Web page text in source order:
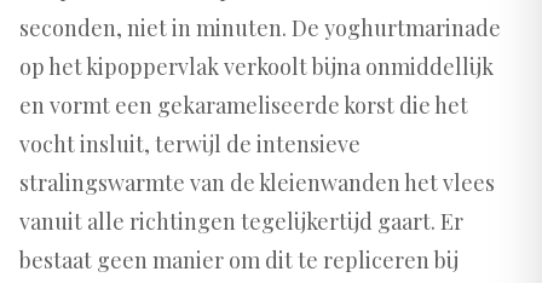
seconden, niet in minuten. De yoghurtmarinade
op het kipoppervlak verkoolt bijna onmiddellijk
en vormt een gekarameliseerde korst die het
vocht insluit, terwijl de intensieve
stralingswarmte van de kleienwanden het vlees
vanuit alle richtingen tegelijkertijd gaart. Er
bestaat geen manier om dit te repliceren bij